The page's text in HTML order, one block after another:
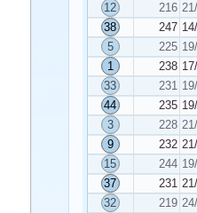
12
216
38
247
5
225
1
238
33
231
44
235
3
228
9
232
15
244
37
231
32
219